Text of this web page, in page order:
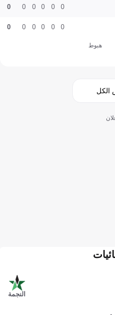
0
0
0
0
0
0
0
0
0
0
0
0
هبوط
الكل
النجمة